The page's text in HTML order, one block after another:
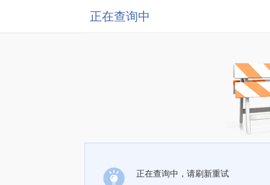
正在查询中
正在查询中，请刷新重试